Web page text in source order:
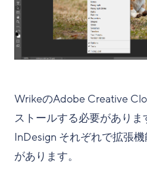
WrikeのAdobe Creative
ストールする必要があり
InDesign それぞれで拡張
があります。